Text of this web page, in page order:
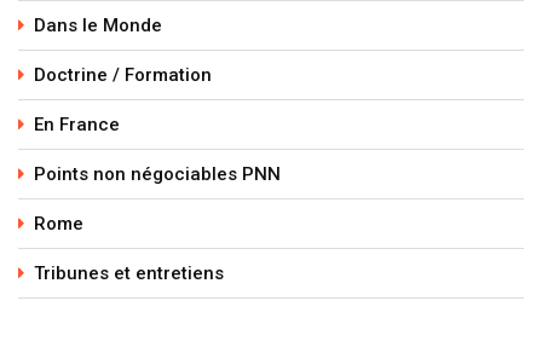
Dans le Monde
Doctrine / Formation
En France
Points non négociables PNN
Rome
Tribunes et entretiens